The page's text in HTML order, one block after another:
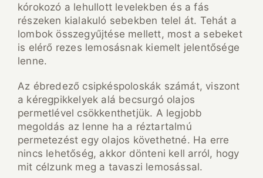
kórokozó a lehullott levelekben és a fás
részeken kialakuló sebekben telel át. Tehát a
lombok összegyűjtése mellett, most a sebeket
is elérő rezes lemosásnak kiemelt jelentősége
lenne.
Az ébredező csipkéspoloskák számát, viszont
a kéregpikkelyek alá becsurgó olajos
permetlével csökkenthetjük. A legjobb
megoldás az lenne ha a réztartalmú
permetezést egy olajos követhetné. Ha erre
nincs lehetőség, akkor dönteni kell arról, hogy
mit célzunk meg a tavaszi lemosással.